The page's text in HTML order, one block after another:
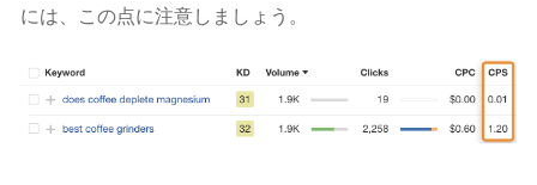
には、この点に注意しましょう。